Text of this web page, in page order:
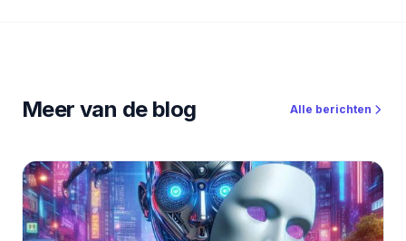
Meer van de blog Alle berichten